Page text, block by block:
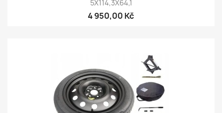
5X114,3X64,1
4 950,00 Kč